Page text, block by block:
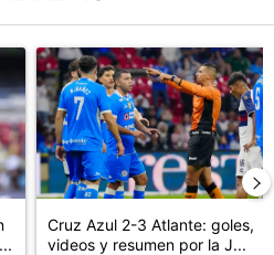
el título "Revelan un detalle clave
Un artículo de tendencia con el
Cruz Azul 2-3 Atlante: goles,
videos y resumen por la J...